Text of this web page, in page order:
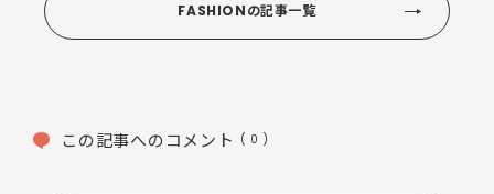
FASHIONの記事一覧
この記事へのコメント ( 0 )